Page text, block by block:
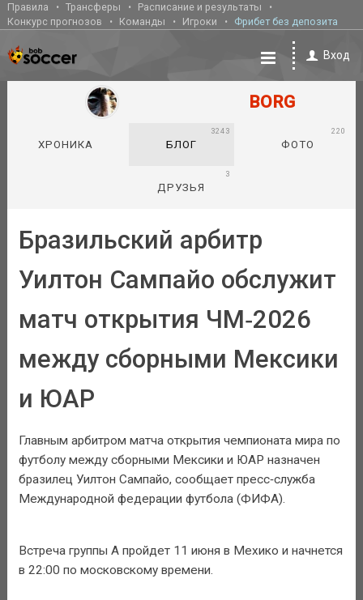
Правила Трансферы
Расписание и результаты
Конкурс прогнозов
Команды Игроки Фрибет без депозита
Вход
BORG
ХРОНИКА БЛОГ
3243
ФОТО
220
ДРУЗЬЯ
3
Бразильский арбитр
Уилтон Сампайо обслужит
матч открытия ЧМ‑2026
между сборными Мексики
и ЮАР
Главным арбитром матча открытия чемпионата мира по
футболу между сборными Мексики и ЮАР назначен
бразилец Уилтон Сампайо, сообщает пресс‑служба
Международной федерации футбола (ФИФА).
Встреча группы А пройдет 11 июня в Мехико и начнется
в 22:00 по московскому времени.